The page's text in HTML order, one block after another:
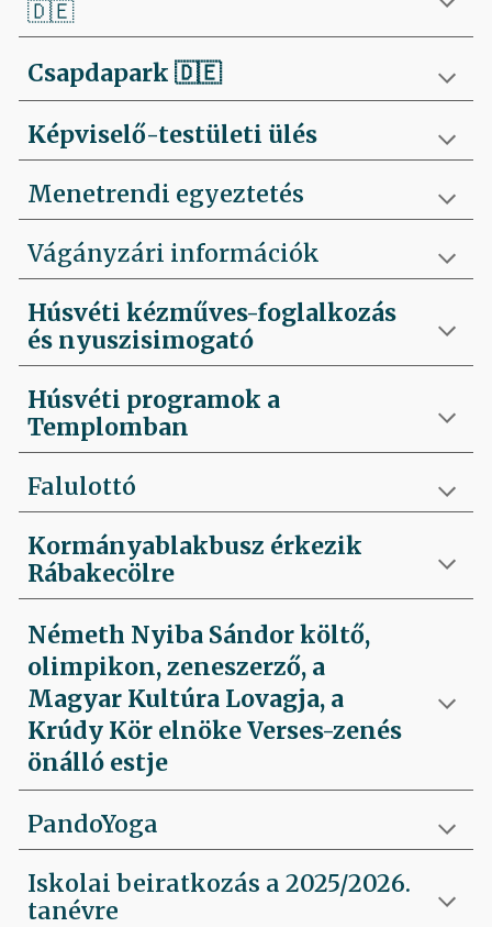
🇩🇪
Csapdapark 🇩🇪
Képviselő-testületi ülés
Menetrendi egyeztetés
Vágányzári információk
Húsvéti kézműves-foglalkozás
és nyuszisimogató
Húsvéti programok a
Templomban
Falulottó
Kormányablakbusz érkezik
Rábakecölre
Németh Nyiba Sándor költő,
olimpikon, zeneszerző, a
Magyar Kultúra Lovagja, a
Krúdy Kör elnöke Verses-zenés
önálló estje
PandoYoga
Iskolai beiratkozás a 2025/2026.
tanévre